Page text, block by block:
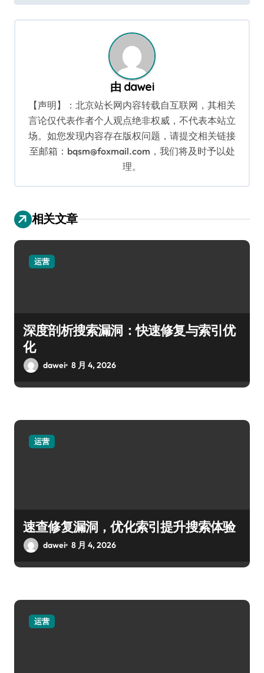
导
由 dawei
【声明】：北京站长网内容转载自互联网，其相关
言论仅代表作者个人观点绝非权威，不代表本站立
场。如您发现内容存在版权问题，请提交相关链接
至邮箱：bqsm@foxmail.com，我们将及时予以处
理。
相关文章
运营
深度剖析搜索漏洞：快速修复与索引优
化
dawei 8 月 4, 2026
运营
速查修复漏洞，优化索引提升搜索体验
dawei 8 月 4, 2026
运营